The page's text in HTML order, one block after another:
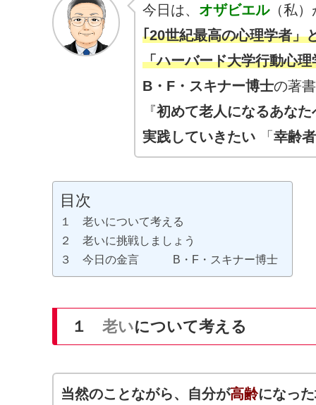
今日は、 オザビエル（私）
｢20世紀最高の心理学者」
「ハーバード大学行動心理
B・F・スキナー博士の著書
『初めて老人になるあな
実践していきたい 「 幸齢
目次
１ 老いについて考える
２ 老いに挑戦しましょう
３ 今日の金言 B・F・スキナー博士
１ 老いについて考える
当然のことながら、自分が高齢になっ